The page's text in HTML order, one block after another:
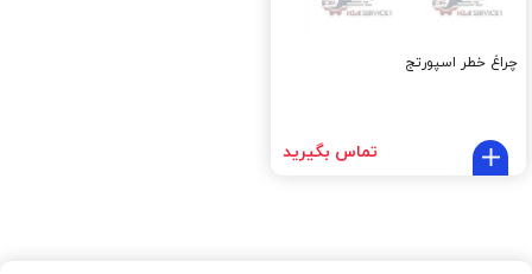
چراغ خطر اسپورتج
تماس بگیرید